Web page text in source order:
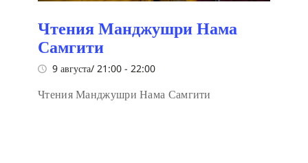
Чтения Манджушри Нама
Самгити
9 августа/ 21:00 - 22:00
Чтения Манджушри Нама Самгити